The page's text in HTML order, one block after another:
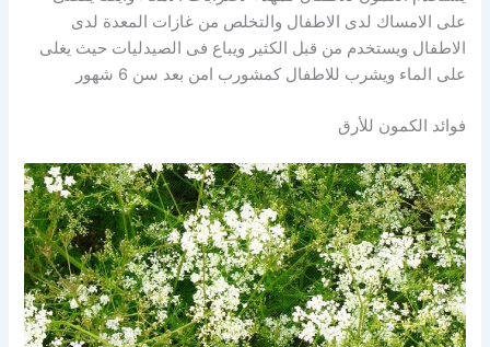
على الامساك لدى الاطفال والتخلص من غازات المعدة لدى
الاطفال ويستخدم من قبل الكثير ويباع فى الصيدليات حيث يغلى
على الماء ويشرب للاطفال كمشورب امن بعد سن 6 شهور
فوائد الكمون للأرق